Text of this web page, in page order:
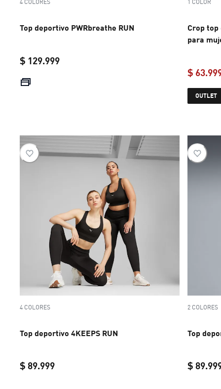
4 COLORES
Top deportivo PWRbreathe RUN
$ 129.999
1 COLOR
Crop top
para
$
OUTLET
4 COLORES
Top deportivo 4KEEPS RUN
$ 89.999
2 COLORES
Top
$